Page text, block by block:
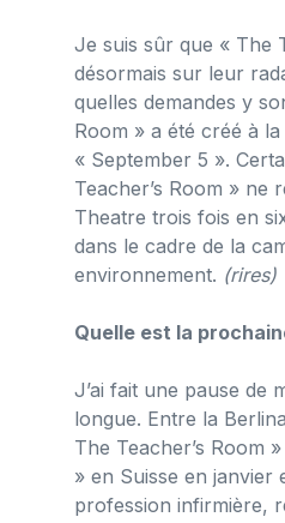
Je suis sûr que « The
désormais sur leur
quelles demandes y
Room » a été créé à
« September 5 ».
Teacher’s Room » ne
Theatre trois fois en
dans le cadre de la
environnement. (rires)
Quelle est la
J’ai fait une pause de
longue. Entre la
The Teacher’s Room
» en Suisse en janvier
profession infirmière,